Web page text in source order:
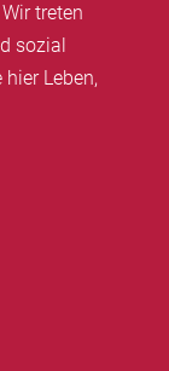
treten
sozial
Leben,